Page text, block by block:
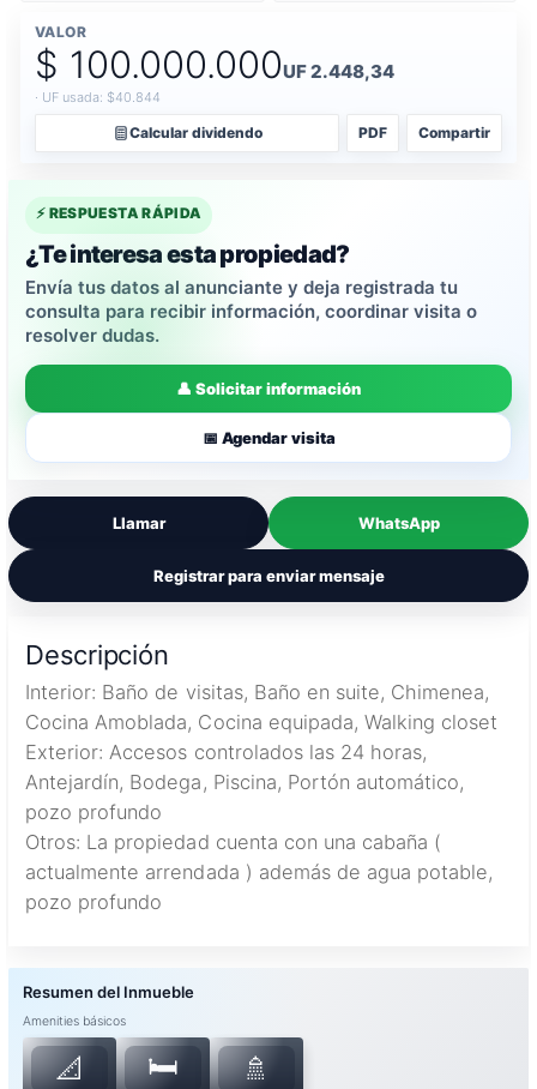
VALOR
$ 100.000.000UF 2.448,34
· UF usada: $40.844
Calcular dividendo PDF Compartir
⚡ RESPUESTA RÁPIDA
¿Te interesa esta propiedad?
Envía tus datos al anunciante y deja registrada tu
consulta para recibir información, coordinar visita o
resolver dudas.
👤 Solicitar información
📅 Agendar visita
Llamar WhatsApp
Registrar para enviar mensaje
Descripción
Interior: Baño de visitas, Baño en suite, Chimenea,
Cocina Amoblada, Cocina equipada, Walking closet
Exterior: Accesos controlados las 24 horas,
Antejardín, Bodega, Piscina, Portón automático,
pozo profundo
Otros: La propiedad cuenta con una cabaña (
actualmente arrendada ) además de agua potable,
pozo profundo
Amenities básicos
📐 🛏️ 🚿